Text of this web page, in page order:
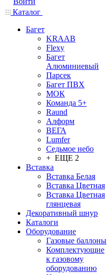
Каталог
Багет
KRAAB
Flexy
Багет
Алюминиевый
Парсек
Багет ПВХ
МОК
Команда 5+
Raund
Алформ
ВЕГА
Lumfer
Седьмое небо
+ ЕЩЕ 2
Вставка
Вставка Белая
Вставка Цветная
Вставка Цветная
глянцевая
Декоративный шнур
Каталоги
Оборудование
Газовые баллоны
Комплектующие
к газовому
оборудованию